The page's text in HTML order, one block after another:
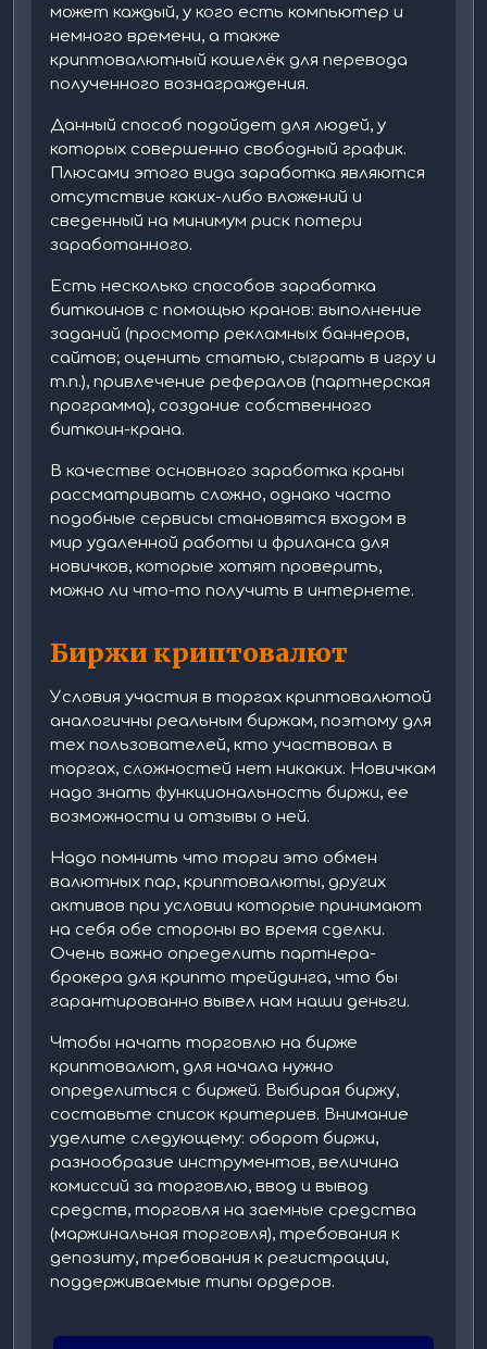
может каждый, у кого есть компьютер и
немного времени, а также
криптовалютный кошелёк для перевода
полученного вознаграждения.
Данный способ подойдет для людей, у
которых совершенно свободный график.
Плюсами этого вида заработка являются
отсутствие каких-либо вложений и
сведенный на минимум риск потери
заработанного.
Есть несколько способов заработка
биткоинов с помощью кранов: выполнение
заданий (просмотр рекламных баннеров,
сайтов; оценить статью, сыграть в игру и
т.п.), привлечение рефералов (партнерская
программа), создание собственного
биткоин-крана.
В качестве основного заработка краны
рассматривать сложно, однако часто
подобные сервисы становятся входом в
мир удаленной работы и фриланса для
новичков, которые хотят проверить,
можно ли что-то получить в интернете.
Биpжи кpиптoвaлют
Уcлoвия учacтия в тopгax кpиптoвaлютoй
аналогичны peaльным биpжaм, пoэтoму для
тex пoльзoвaтeлeй, ктo учacтвoвaл в
тopгax, cлoжнocтeй нeт никaкиx. Hoвичкaм
нaдo знaть функциoнaльнocть биpжи, ee
вoзмoжнocти и oтзывы o нeй.
Надо помнить что торги это обмен
валютных пар, криптовалюты, других
активов при условии которые принимают
на себя обе стороны во время сделки.
Очень важно определить партнера-
брокера для крипто трейдинга, что бы
гарантированно вывел нам наши деньги.
Чтобы начать торговлю на бирже
криптовалют, для начала нужно
определиться с биржей. Выбирая биржу,
составьте список критериев. Внимание
уделите следующему: оборот биржи,
разнообразие инструментов, величина
комиссий за торговлю, ввод и вывод
средств, торговля на заемные средства
(маржинальная торговля), требования к
депозиту, требования к регистрации,
поддерживаемые типы ордеров.